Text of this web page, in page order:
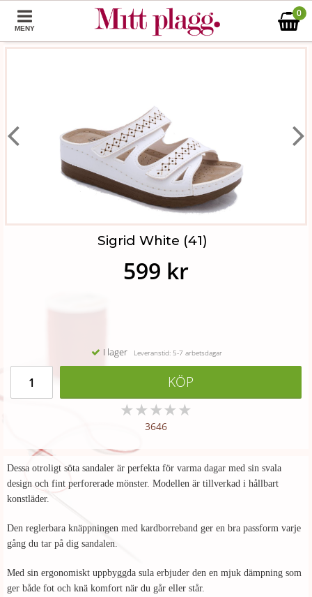
MENY
0
Sigrid White (41)
599 kr
I lager Leveranstid: 5-7 arbetsdagar
KÖP
★★★★★
3646
Dessa otroligt söta sandaler är perfekta för varma dagar med sin svala
design och fint perforerade mönster. Modellen är tillverkad i hållbart
konstläder.
Den reglerbara knäppningen med kardborreband ger en bra passform varje
gång du tar på dig sandalen.
Med sin ergonomiskt uppbyggda sula erbjuder den en mjuk dämpning som
ger både fot och knä komfort när du går eller står.